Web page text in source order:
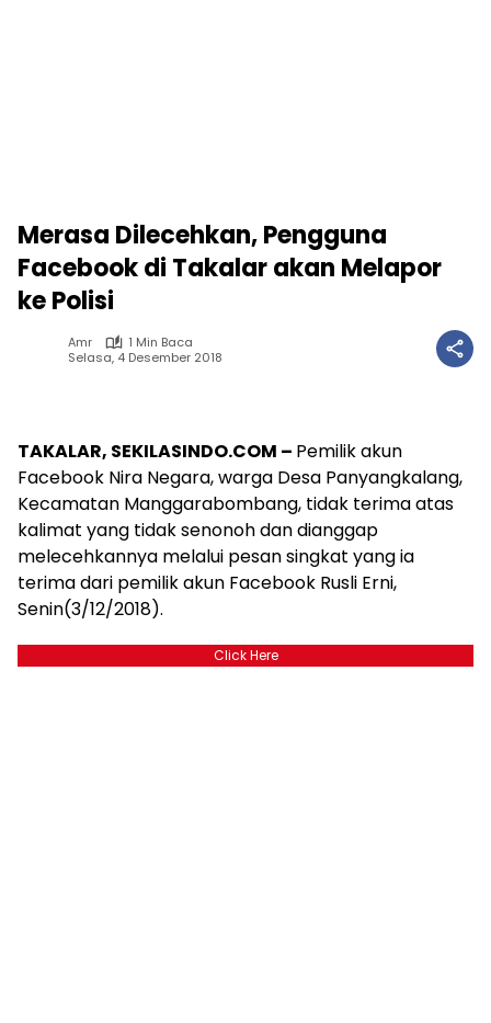
Merasa Dilecehkan, Pengguna
Facebook di Takalar akan Melapor
ke Polisi
Amr
1 Min Baca
Selasa, 4 Desember 2018
TAKALAR, SEKILASINDO.COM – Pemilik akun
Facebook Nira Negara, warga Desa Panyangkalang,
Kecamatan Manggarabombang, tidak terima atas
kalimat yang tidak senonoh dan dianggap
melecehkannya melalui pesan singkat yang ia
terima dari pemilik akun Facebook Rusli Erni,
Senin(3/12/2018).
Click Here